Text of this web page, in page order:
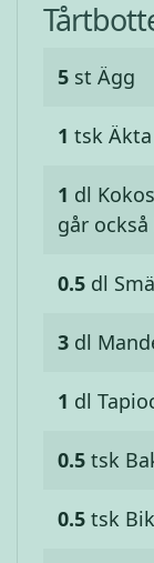
5 st Ägg
1 tsk
1 dl
går också
0.5 dl
3 dl
1 dl
0.5 tsk
0.5 tsk